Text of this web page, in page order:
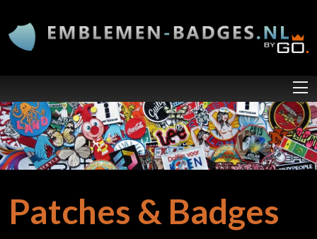
Patches & Badges